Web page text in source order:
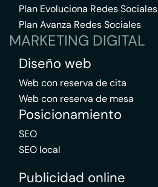
Plan Evoluciona Redes Sociales
Plan Avanza Redes Sociales
MARKETING DIGITAL
Diseño web
Web con reserva de cita
Web con reserva de mesa
Posicionamiento
SEO
SEO local
Publicidad online